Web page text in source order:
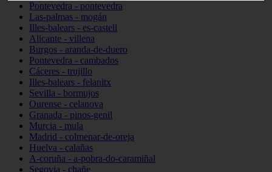
Pontevedra - pontevedra
Las-palmas - mogán
Illes-balears - es-castell
Alicante - villena
Burgos - aranda-de-duero
Pontevedra - cambados
Cáceres - trujillo
Illes-balears - felanitx
Sevilla - bormujos
Ourense - celanova
Granada - pinos-genil
Murcia - mula
Madrid - colmenar-de-oreja
Huelva - calañas
A-coruña - a-pobra-do-caramiñal
Segovia - chañe